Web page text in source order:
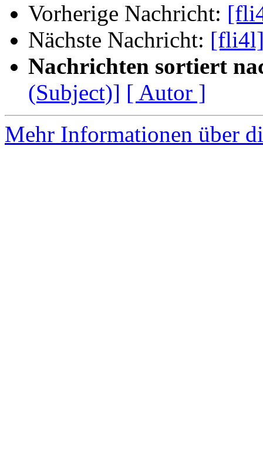
Vorherige Nachricht:
Nächste Nachricht: [fli4l]
Nachrichten sortiert
(Subject)] [ Autor ]
Mehr Informationen über